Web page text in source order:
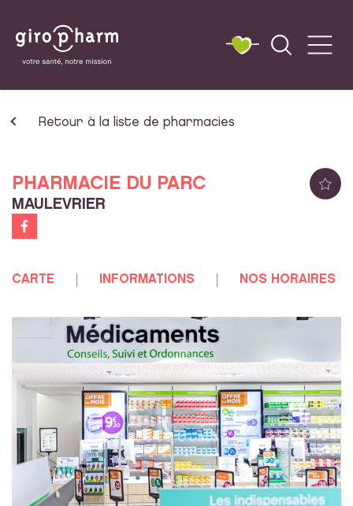
Retour à la liste de pharmacies
PHARMACIE DU PARC
MAULEVRIER
CARTE INFORMATIONS NOS HORAIRES